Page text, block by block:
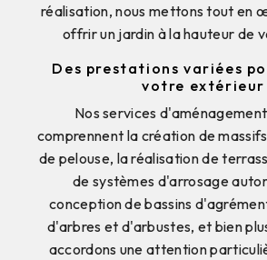
réalisation, nous mettons tout en
offrir un jardin à la hauteur de
Des prestations variées
votre extérieur
Nos services
comprennent la création de
de pelouse, la réalisation de
de systèmes d'arrosage
conception de bassins
d'arbres et d'arbustes, et bien
accordons une attention